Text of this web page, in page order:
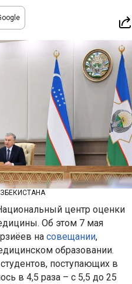
центр оценки
Об этом 7 мая
на совещании,
образовании.
поступающих в
в 4,5 раза – с 5,5 до 25